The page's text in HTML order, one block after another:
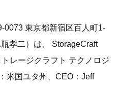
0073 東京都新宿区百人町1-
孝二）は、 StorageCraft
レージクラフト テクノロジ
米国ユタ州、CEO：Jeff